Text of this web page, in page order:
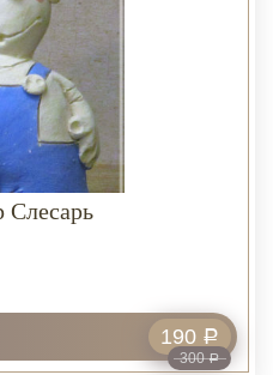
Слесарь
300Р
190 Р